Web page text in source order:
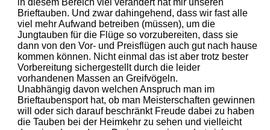
in diesem Bereich viel verändert hat mir unseren
Brieftauben. Und zwar dahingehend, dass wir fast alle
viel mehr Aufwand betreiben (müssen), um die
Jungtauben für die Flüge so vorzubereiten, dass sie
dann von den Vor- und Preisflügen auch gut nach hause
kommen können. Nicht einmal das ist aber trotz bester
Vorbereitung sichergestellt durch die leider
vorhandenen Massen an Greifvögeln.
Unabhängig davon welchen Anspruch man im
Brieftaubensport hat, ob man Meisterschaften gewinnen
will oder sich darauf beschränkt Freude dabei zu haben
die Tauben bei der Heimkehr zu sehen und vielleicht